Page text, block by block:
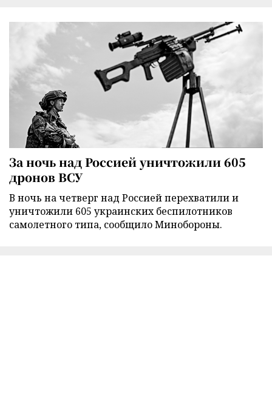
За ночь над Россией уничтожили 605
дронов ВСУ
В ночь на четверг над Россией перехватили и
уничтожили 605 украинских беспилотников
самолетного типа, сообщило Минобороны.